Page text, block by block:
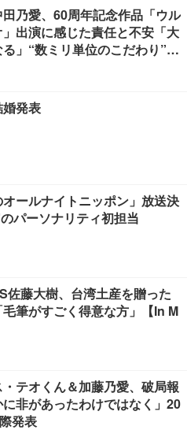
乃愛、60周年記念作品「ウル
」出演に感じた責任と不安「大
」“数ミリ単位のこだわり”特
発表
オールナイトニッポン」放送決
パーソナリティ初担当
佐藤大樹、台湾土産を贈った
筆がすごく得意な方」【In M
テオくん＆加藤乃愛、破局報
非があったわけではなく」20
発表